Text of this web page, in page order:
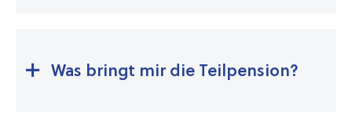
Was bringt mir die Teilpension?